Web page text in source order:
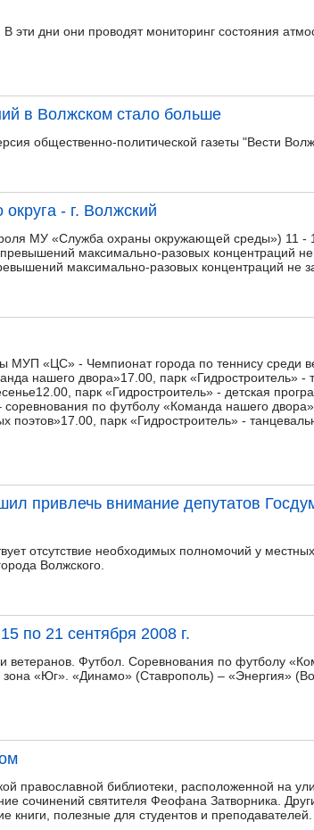
эти дни они проводят мониторинг состояния
в Волжском стало больше
общественно-политической газеты "Вести
округа - г. Волжский
МУ «Служба охраны окружающей среды») 11 -
максимально-разовых концентраций
максимально-разовых концентраций не
МУП «ЦС» - Чемпионат города по теннису среди
нашего двора»17.00, парк «Гидростроитель» -
парк «Гидростроитель» - детская
по футболу «Команда нашего
поэтов»17.00, парк «Гидростроитель» -
привлечь внимание депутатов
отсутствие необходимых полномочий у
Волжского.
по 21 сентября 2008 г.
ветеранов. Футбол. Соревнования по футболу
«Юг». «Динамо» (Ставрополь) – «Энергия»
православной библиотеки, расположенной на
сочинений святителя Феофана Затворника.
книги, полезные для студентов и преподавателей.